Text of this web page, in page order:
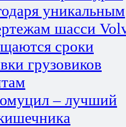
уникальным
шасси
сроки
грузовиков
– лучший